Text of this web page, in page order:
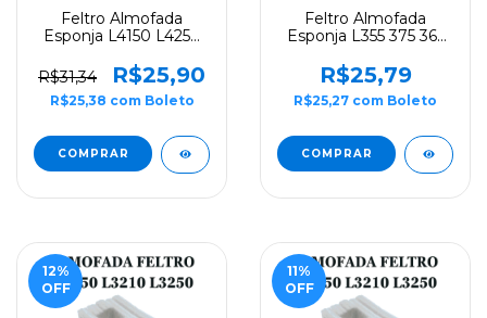
Feltro Almofada
Esponja L4150 L4250
R$31,34
R$25,90
R$25,38 com Boleto
Feltro Almofada
Esponja L355 375 365
R$25,79
R$25,27 com Boleto
12%
OFF
11%
OFF